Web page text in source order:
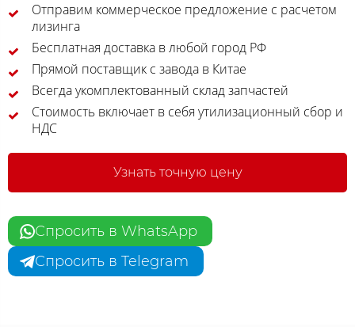
Отправим коммерческое предложение с расчетом
лизинга
Бесплатная доставка в любой город РФ
Прямой поставщик с завода в Китае
Всегда укомплектованный склад запчастей
Стоимость включает в себя утилизационный сбор и
НДС
Узнать точную цену
Спросить в WhatsApp
Спросить в Telegram